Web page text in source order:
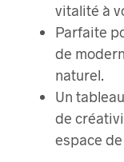
vitalité à
Parfaite
de
naturel.
Un
de
espace